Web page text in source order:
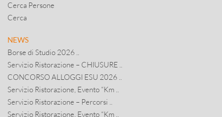
Cerca Persone
Cerca
NEWS
Borse di Studio 2026 ..
Servizio Ristorazione – CHIUSURE ..
CONCORSO ALLOGGI ESU 2026 ..
Servizio Ristorazione, Evento “Km ..
Servizio Ristorazione – Percorsi ..
Servizio Ristorazione, Evento “Km ..